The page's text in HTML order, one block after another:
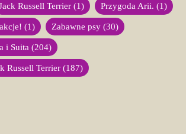
Russell Terrier (1) Przygoda Arii. (1)
(1) Zabawne psy (30)
i Suita (204)
Russell Terrier (187)